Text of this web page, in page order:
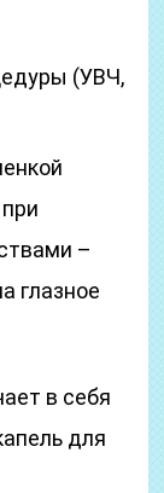
(УВЧ,
–
глазное
в себя
для